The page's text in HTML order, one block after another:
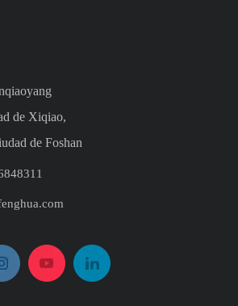
de Xiqiao,
de Foshan